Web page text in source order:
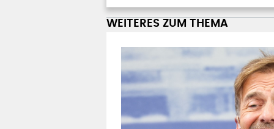
WEITERES ZUM THEMA